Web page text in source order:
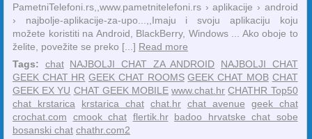
PametniTelefoni.rs,,www.pametnitelefoni.rs › aplikacije › android
› najbolje-aplikacije-za-upo...,,Imaju i svoju aplikaciju koju
možete koristiti na Android, BlackBerry, Windows ... Ako oboje to
želite, povežite se preko [...] Read more
Tags:
chat NAJBOLJI CHAT ZA ANDROID
NAJBOLJI CHAT
GEEK CHAT HR GEEK CHAT ROOMS GEEK CHAT MOB CHAT
GEEK EX YU CHAT GEEK MOBILE www.chat.hr CHATHR Top50
chat krstarica
krstarica chat chat.hr chat avenue
geek chat
crochat.com
cmook chat flertik.hr badoo hrvatske chat sobe
bosanski chat chathr.com2